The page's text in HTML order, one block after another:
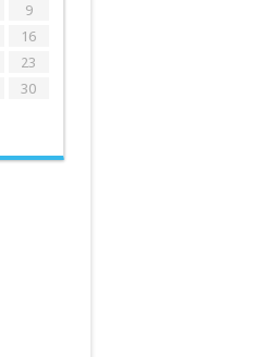
9
16
23
30